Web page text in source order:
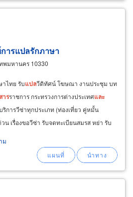
ารแปลรักภาษา
พมหานคร 10330
าไทย รับแปลวีดิทัศน์ โฆษณา งานประชุม บท
ารราชการ กระทรวงการต่างประเทศและ
ริการวีซ่าทุกประเภท (ท่องเที่ยว คู่หมั้น
น เรื่องขอวีซ่า รับจดทะเบียนสมรส หย่า รับ
ม